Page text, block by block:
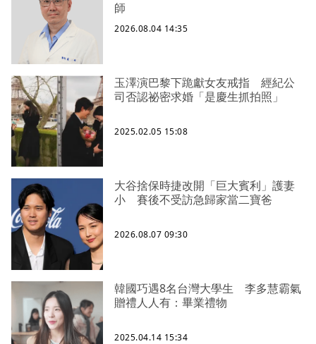
師
2026.08.04 14:35
玉澤演巴黎下跪獻女友戒指 經紀公
司否認祕密求婚「是慶生抓拍照」
2025.02.05 15:08
大谷捨保時捷改開「巨大賓利」護妻
小 賽後不受訪急歸家當二寶爸
2026.08.07 09:30
韓國巧遇8名台灣大學生 李多慧霸氣
贈禮人人有：畢業禮物
2025.04.14 15:34